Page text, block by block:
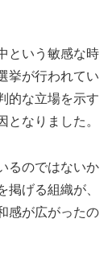
という敏感な時
挙が行われてい
的な立場を示す
となりました。
るのではないか
掲げる組織が、
感が広がったの